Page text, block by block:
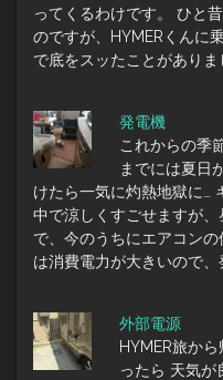
ってくるわけです。 ひと
のですが、HYMERくんに
で底をスッたことがありま
発電機
これからの季
までには夏日
けたら一気に灼熱地獄に…
中で涼しくすごせますが
で、今のうちにエアコン
は消費電力が大きいので、
外部電源
HYMER旅か
ったら 天気が